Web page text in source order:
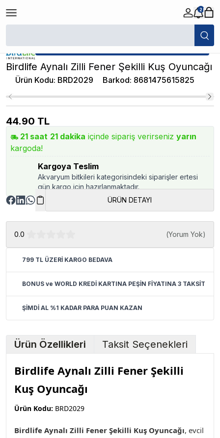
2
/ Birdlife Aynalı Zilli Fener Şekilli Kuş Oyuncağı
★ Atakan Petshop, Birdlife yetkili satıcısıdır.
Birdlife Aynalı Zilli Fener Şekilli Kuş Oyuncağı
Ürün Kodu: BRD2029 Barkod: 8681475615825
44.90 TL
21 saat 21 dakika içinde sipariş verirseniz yarın
kargoda!
Kargoya Teslim
Akvaryum bitkileri kategorisindeki siparişler ertesi
gün kargo için hazırlanmaktadır.
ÜRÜN DETAYI
0.0 (Yorum Yok)
799 TL ÜZERİ KARGO BEDAVA
BONUS ve WORLD KREDİ KARTINA PEŞİN FİYATINA 3 TAKSİT
ŞİMDİ AL %1 KADAR PARA PUAN KAZAN
Ürün Özellikleri Taksit Seçenekleri
Birdlife Aynalı Zilli Fener Şekilli
Kuş Oyuncağı
Ürün Kodu: BRD2029
Birdlife Aynalı Zilli Fener Şekilli Kuş Oyuncağı, evcil